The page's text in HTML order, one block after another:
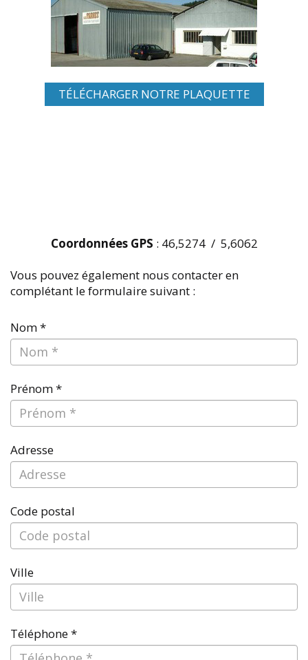
TÉLÉCHARGER NOTRE PLAQUETTE
Coordonnées GPS : 46,5274 / 5,6062
Vous pouvez également nous contacter en
complétant le formulaire suivant :
Nom *
Prénom *
Adresse
Code postal
Ville
Téléphone *